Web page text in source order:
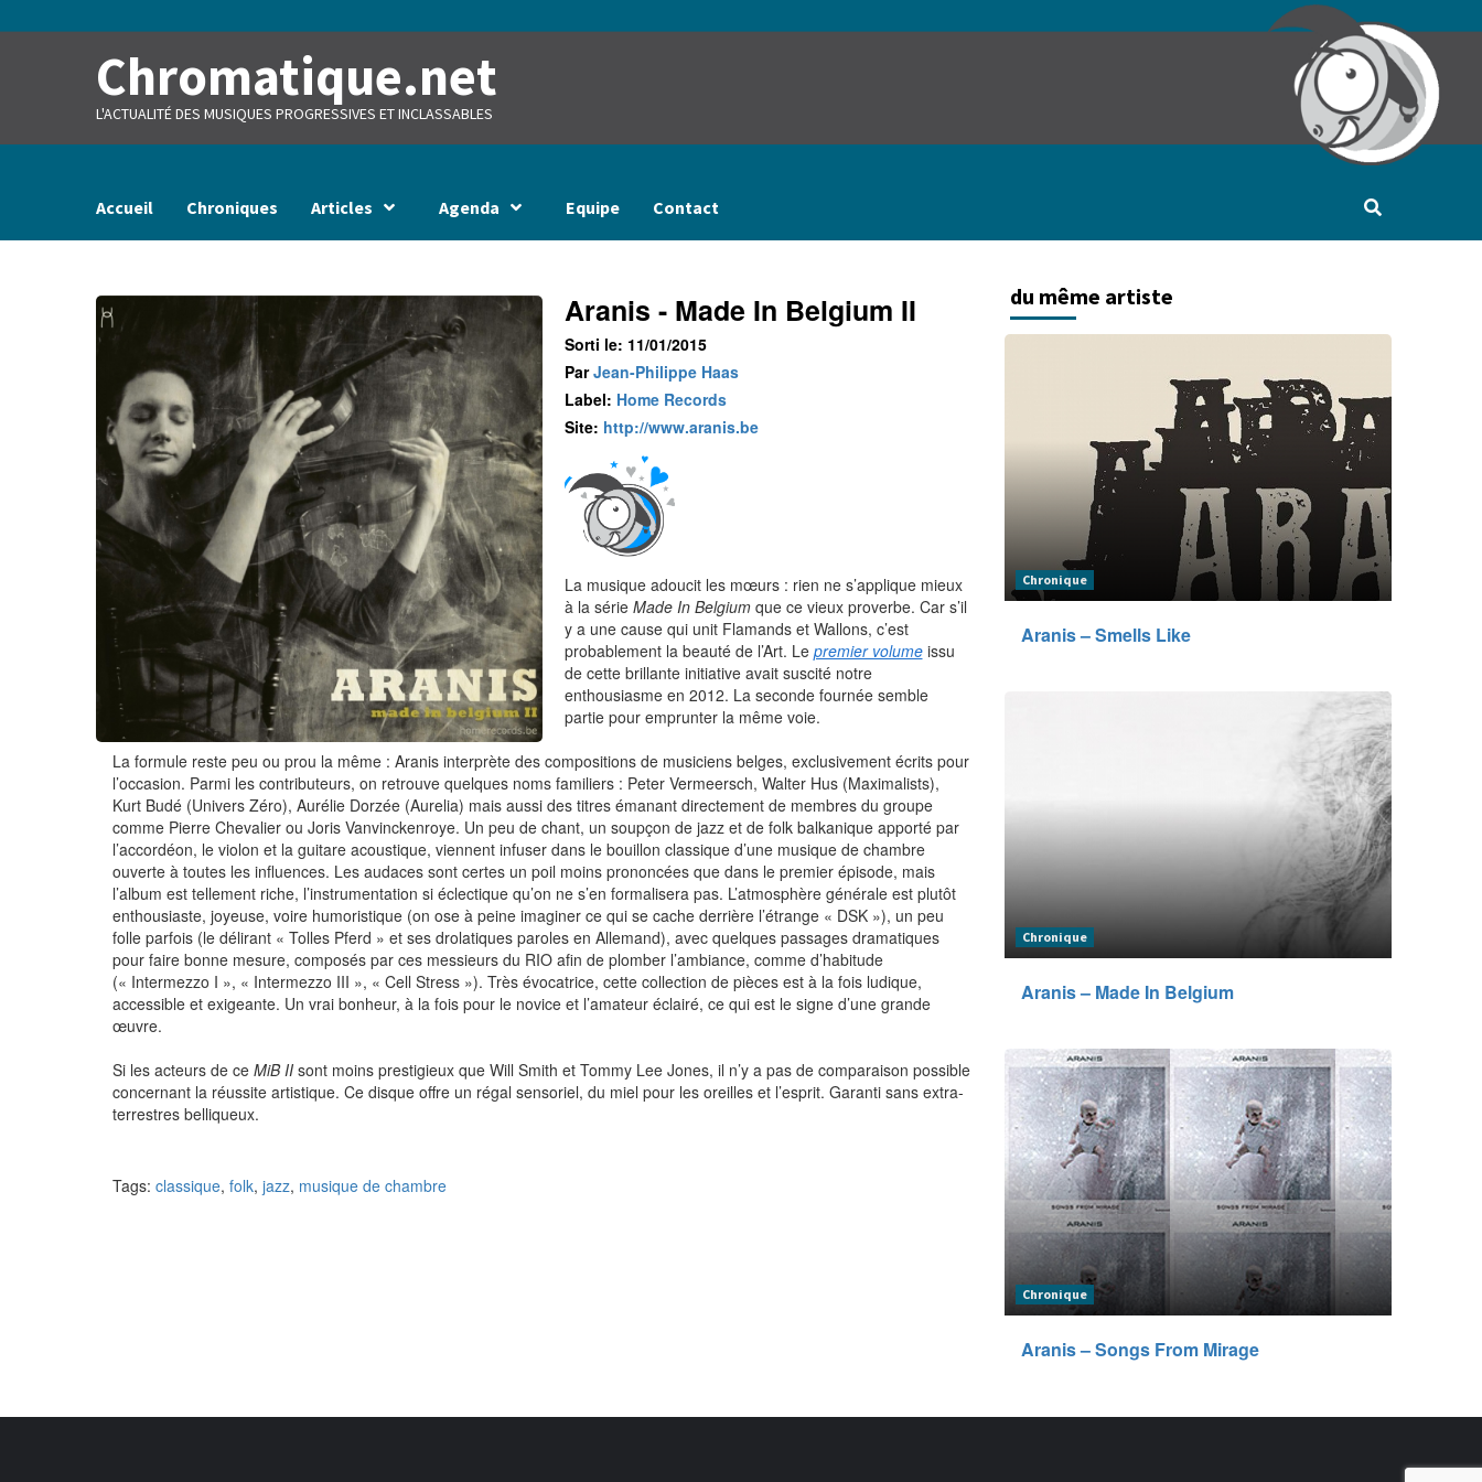
to
Chromatique.net
L'ACTUALITÉ DES MUSIQUES PROGRESSIVES ET INCLASSABLES
Accueil Chroniques Articles Agenda Equipe Contact
Aranis - Made In Belgium II
Sorti le: 11/01/2015
ParJean-Philippe Haas
Label: Home Records
Site: http://www.aranis.be
La musique adoucit les mœurs : rien ne s’applique mieux
à la série Made In Belgiumque ce vieux proverbe. Car s’il
y a une cause qui unit Flamands et Wallons, c’est
probablement la beauté de l’Art. Le premier volumeissu
de cette brillante initiative avait suscité notre
enthousiasme en 2012. La seconde fournée semble
partie pour emprunter la même voie.
La formule reste peu ou prou la même : Aranis interprète des compositions de musiciens belges, exclusivement écrits pour
l’occasion. Parmi les contributeurs, on retrouve quelques noms familiers : Peter Vermeersch, Walter Hus (Maximalists),
Kurt Budé (Univers Zéro), Aurélie Dorzée (Aurelia) mais aussi des titres émanant directement de membres du groupe
comme Pierre Chevalier ou Joris Vanvinckenroye. Un peu de chant, un soupçon de jazz et de folk balkanique apporté par
l’accordéon, le violon et la guitare acoustique, viennent infuser dans le bouillon classique d’une musique de chambre
ouverte à toutes les influences. Les audaces sont certes un poil moins prononcées que dans le premier épisode, mais
l’album est tellement riche, l’instrumentation si éclectique qu’on ne s’en formalisera pas. L’atmosphère générale est plutôt
enthousiaste, joyeuse, voire humoristique (on ose à peine imaginer ce qui se cache derrière l’étrange « DSK »), un peu
folle parfois (le délirant « Tolles Pferd » et ses drolatiques paroles en Allemand), avec quelques passages dramatiques
pour faire bonne mesure, composés par ces messieurs du RIO afin de plomber l’ambiance, comme d’habitude
(« Intermezzo I », « Intermezzo III », « Cell Stress »). Très évocatrice, cette collection de pièces est à la fois ludique,
accessible et exigeante. Un vrai bonheur, à la fois pour le novice et l’amateur éclairé, ce qui est le signe d’une grande
œuvre.
Si les acteurs de ce MiB II sont moins prestigieux que Will Smith et Tommy Lee Jones, il n’y a pas de comparaison possible
concernant la réussite artistique. Ce disque offre un régal sensoriel, du miel pour les oreilles et l’esprit. Garanti sans extra-
terrestres belliqueux.
Tags: classique, folk, jazz, musique de chambre
du même artiste
Chronique
Aranis – Smells Like
Chronique
Aranis – Made In Belgium
Chronique
Aranis – Songs From Mirage